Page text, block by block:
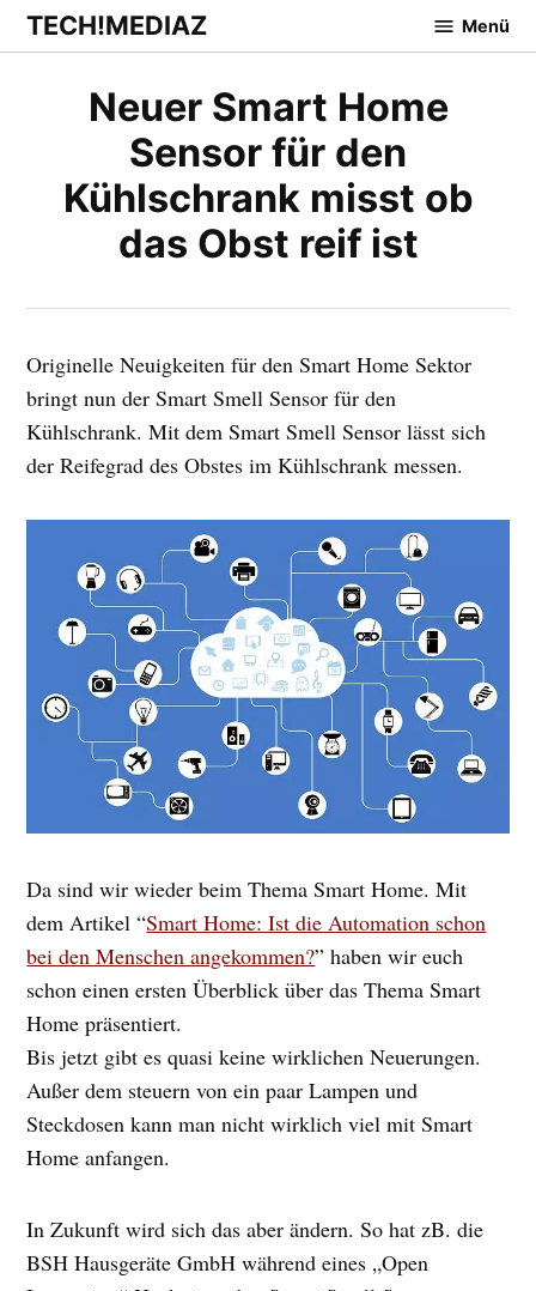
Zum
Inhalt
TECH!MEDIAZ Menü
Neuer Smart Home
Sensor für den
Kühlschrank misst ob
das Obst reif ist
Originelle Neuigkeiten für den Smart Home Sektor
bringt nun der Smart Smell Sensor für den
Kühlschrank. Mit dem Smart Smell Sensor lässt sich
der Reifegrad des Obstes im Kühlschrank messen.
Da sind wir wieder beim Thema Smart Home. Mit
dem Artikel “Smart Home: Ist die Automation schon
bei den Menschen angekommen?” haben wir euch
schon einen ersten Überblick über das Thema Smart
Home präsentiert.
Bis jetzt gibt es quasi keine wirklichen Neuerungen.
Außer dem steuern von ein paar Lampen und
Steckdosen kann man nicht wirklich viel mit Smart
Home anfangen.
In Zukunft wird sich das aber ändern. So hat zB. die
BSH Hausgeräte GmbH während eines „Open